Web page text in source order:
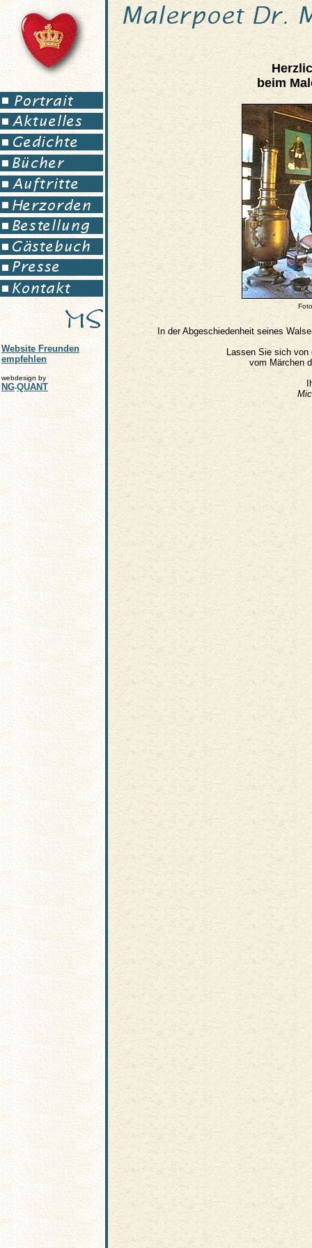
Website Freunden
empfehlen
webdesign by
NG-QUANT
beim
In der Abgeschiedenheit seines
Lassen Sie sich
vom Märchen